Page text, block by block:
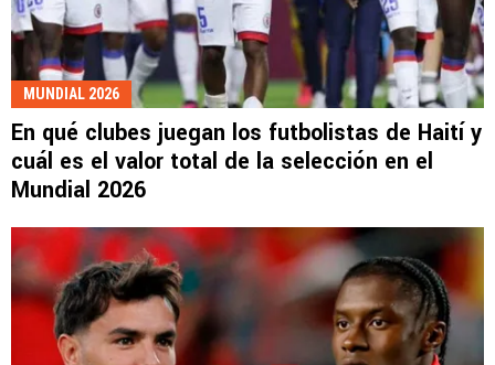
MUNDIAL 2026
En qué clubes juegan los futbolistas de Haití y
cuál es el valor total de la selección en el
Mundial 2026